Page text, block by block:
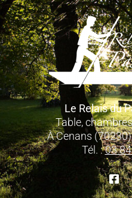
Le Relais du
Table,
À Cenans
Tél. :03